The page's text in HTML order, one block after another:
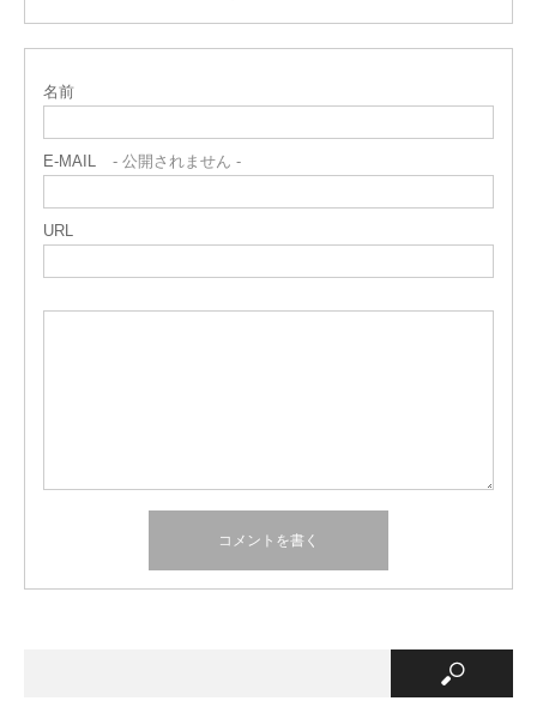
名前
E-MAIL - 公開されません -
URL